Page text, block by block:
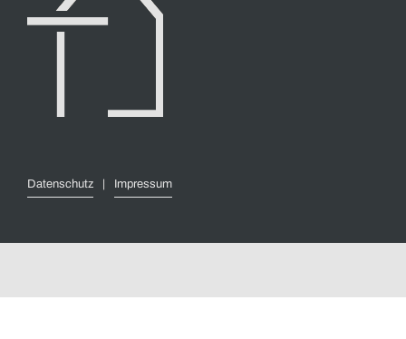
Datenschutz Impressum